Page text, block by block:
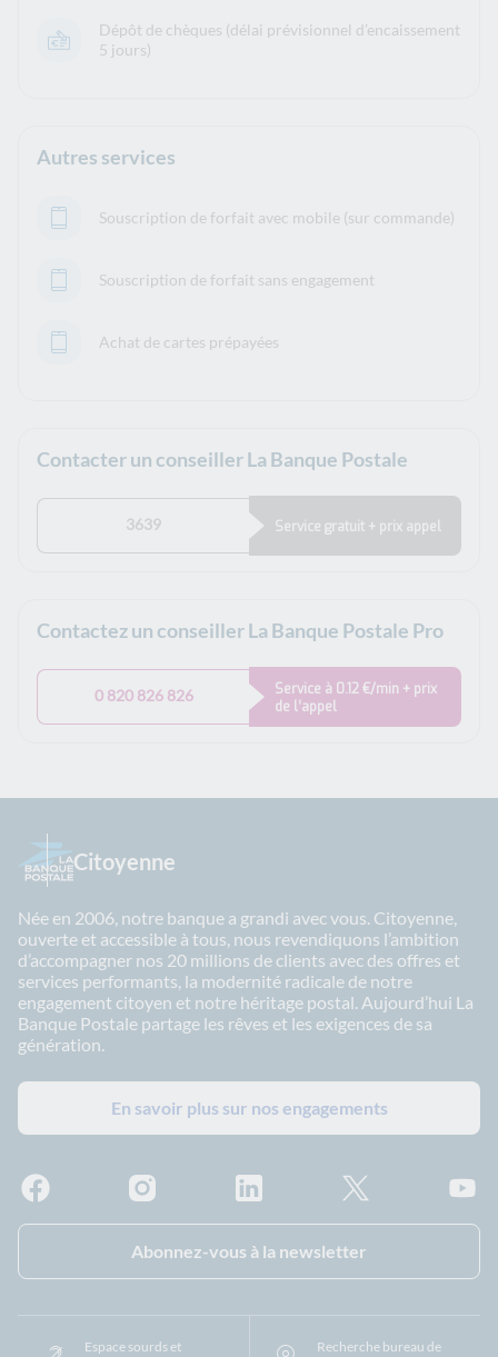
Dépôt de chèques (délai prévisionnel d’encaissement
5 jours)
Autres services
Souscription de forfait avec mobile (sur commande)
Souscription de forfait sans engagement
Achat de cartes prépayées
Contacter un conseiller La Banque Postale
3639 Service gratuit + prix appel
Contactez un conseiller La Banque Postale Pro
0 820 826 826
Service à 0.12 €/min + prix
de l’appel
Citoyenne
Née en 2006, notre banque a grandi avec vous. Citoyenne,
ouverte et accessible à tous, nous revendiquons l’ambition
d’accompagner nos 20 millions de clients avec des offres et
services performants, la modernité radicale de notre
engagement citoyen et notre héritage postal. Aujourd’hui La
Banque Postale partage les rêves et les exigences de sa
génération.
En savoir plus sur nos engagements
Abonnez-vous à la newsletter
Espace sourds et
Recherche bureau de